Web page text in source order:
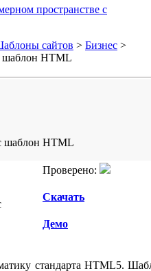
пространстве с
сайтов > Бизнес >
шаблон HTML
шаблон HTML
Проверено:
Скачать
Демо
стандарта HTML5.